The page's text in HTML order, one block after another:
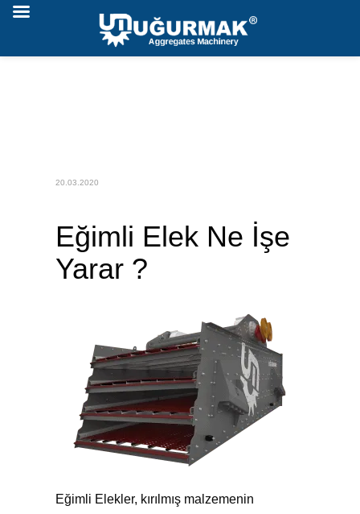
20.03.2020
Eğimli Elek Ne İşe
Yarar ?
Eğimli Elekler, kırılmış malzemenin